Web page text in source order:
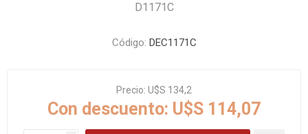
D1171C
Código: DEC1171C
Precio: U$S 134,2
Con descuento: U$S 114,07